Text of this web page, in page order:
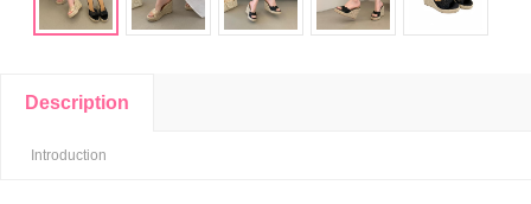
Description
Introduction